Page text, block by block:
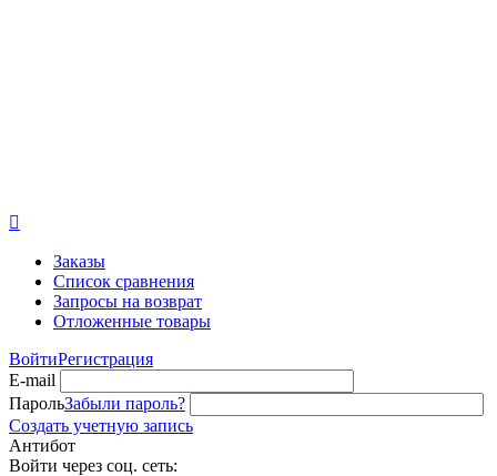

Заказы
Список сравнения
Запросы на возврат
Отложенные товары
ВойтиРегистрация
E-mail
ПарольЗабыли пароль?
Создать учетную запись
Антибот
Войти через соц. сеть: